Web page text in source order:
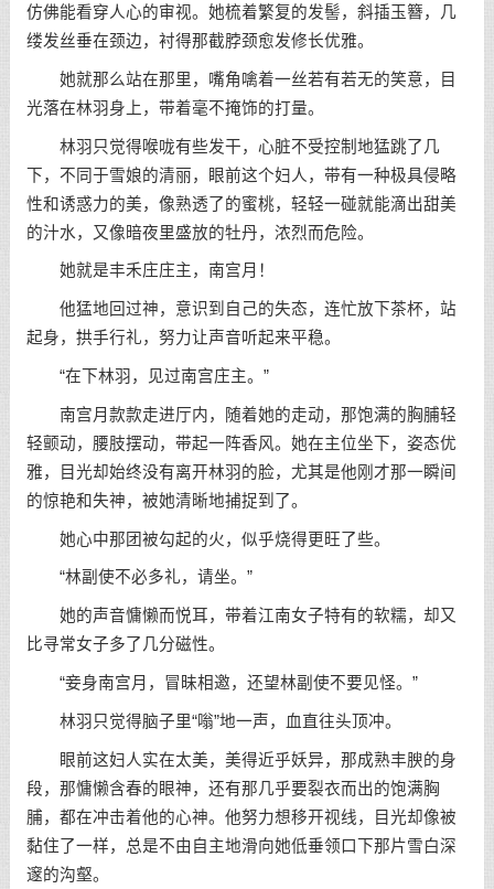
仿佛能看穿人心的审视。她梳着繁复的发髻，斜插玉簪，几
缕发丝垂在颈边，衬得那截脖颈愈发修长优雅。
她就那么站在那里，嘴角噙着一丝若有若无的笑意，目
光落在林羽身上，带着毫不掩饰的打量。
林羽只觉得喉咙有些发干，心脏不受控制地猛跳了几
下，不同于雪娘的清丽，眼前这个妇人，带有一种极具侵略
性和诱惑力的美，像熟透了的蜜桃，轻轻一碰就能滴出甜美
的汁水，又像暗夜里盛放的牡丹，浓烈而危险。
她就是丰禾庄庄主，南宫月！
他猛地回过神，意识到自己的失态，连忙放下茶杯，站
起身，拱手行礼，努力让声音听起来平稳。
“在下林羽，见过南宫庄主。”
南宫月款款走进厅内，随着她的走动，那饱满的胸脯轻
轻颤动，腰肢摆动，带起一阵香风。她在主位坐下，姿态优
雅，目光却始终没有离开林羽的脸，尤其是他刚才那一瞬间
的惊艳和失神，被她清晰地捕捉到了。
她心中那团被勾起的火，似乎烧得更旺了些。
“林副使不必多礼，请坐。”
她的声音慵懒而悦耳，带着江南女子特有的软糯，却又
比寻常女子多了几分磁性。
“妾身南宫月，冒昧相邀，还望林副使不要见怪。”
林羽只觉得脑子里“嗡”地一声，血直往头顶冲。
眼前这妇人实在太美，美得近乎妖异，那成熟丰腴的身
段，那慵懒含春的眼神，还有那几乎要裂衣而出的饱满胸
脯，都在冲击着他的心神。他努力想移开视线，目光却像被
黏住了一样，总是不由自主地滑向她低垂领口下那片雪白深
邃的沟壑。